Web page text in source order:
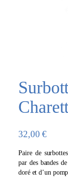
32,00€
Paire de
par des bandes
doré et d’un